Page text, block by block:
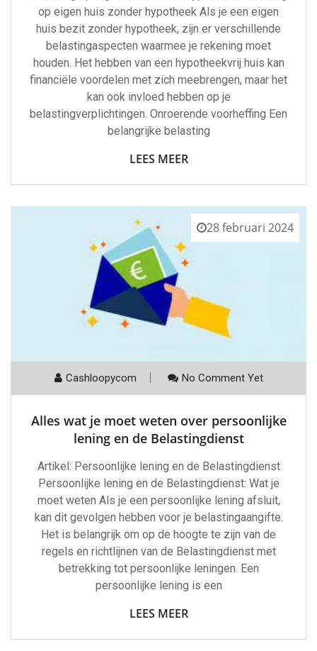
op eigen huis zonder hypotheek Als je een eigen
huis bezit zonder hypotheek, zijn er verschillende
belastingaspecten waarmee je rekening moet
houden. Het hebben van een hypotheekvrij huis kan
financiële voordelen met zich meebrengen, maar het
kan ook invloed hebben op je
belastingverplichtingen. Onroerende voorheffing Een
belangrijke belasting
LEES MEER
28 februari 2024
Cashloopycom No Comment Yet
Alles wat je moet weten over persoonlijke
lening en de Belastingdienst
Artikel: Persoonlijke lening en de Belastingdienst
Persoonlijke lening en de Belastingdienst: Wat je
moet weten Als je een persoonlijke lening afsluit,
kan dit gevolgen hebben voor je belastingaangifte.
Het is belangrijk om op de hoogte te zijn van de
regels en richtlijnen van de Belastingdienst met
betrekking tot persoonlijke leningen. Een
persoonlijke lening is een
LEES MEER